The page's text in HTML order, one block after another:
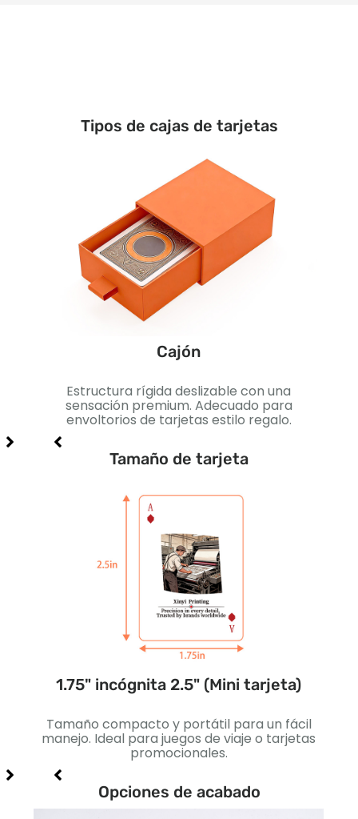
Tipos de cajas de tarjetas
Cajón
Estructura rígida deslizable con una
sensación premium. Adecuado para
envoltorios de tarjetas estilo regalo.
Tamaño de tarjeta
1.75" incógnita 2.5" (Mini tarjeta)
Tamaño compacto y portátil para un fácil
manejo. Ideal para juegos de viaje o tarjetas
promocionales.
Opciones de acabado